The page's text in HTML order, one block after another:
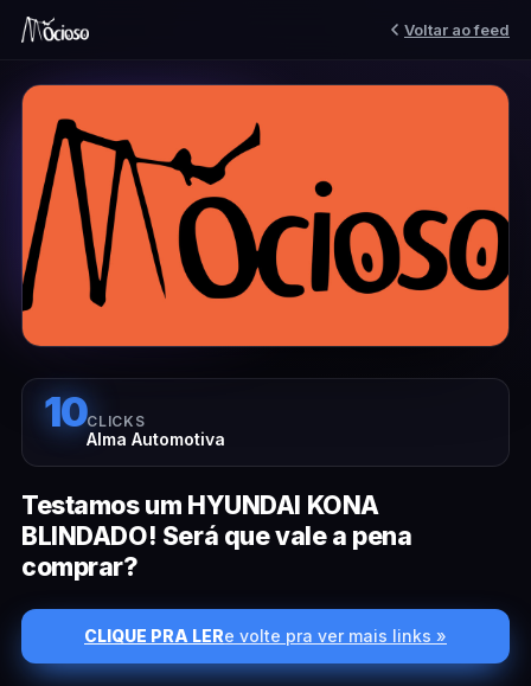
Voltar ao feed
10CLICKS
Alma Automotiva
Testamos um HYUNDAI KONA
BLINDADO! Será que vale a pena
comprar?
CLIQUE PRA LERe volte pra ver mais links »